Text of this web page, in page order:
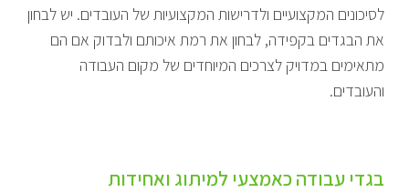
לסיכונים המקצועיים ולדרישות המקצועיות של העובדים. יש לבחון
את הבגדים בקפידה, לבחון את רמת איכותם ולבדוק אם הם
מתאימים במדויק לצרכים המיוחדים של מקום העבודה
והעובדים.
בגדי עבודה כאמצעי למיתוג ואחידות